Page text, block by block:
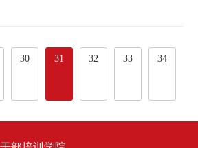
30 31 32 33 34